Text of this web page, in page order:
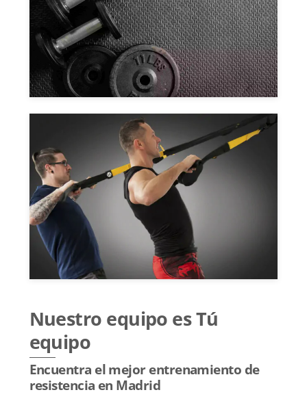
Nuestro equipo es Tú
equipo
Encuentra el mejor entrenamiento de
resistencia en Madrid